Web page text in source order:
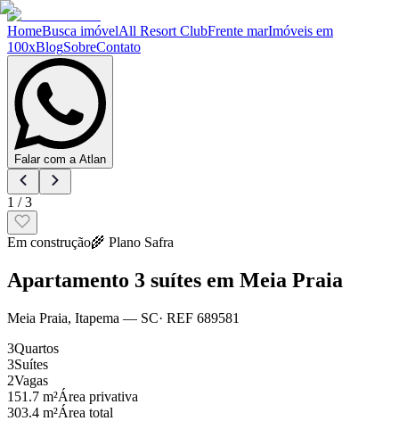
HomeBusca imóvelAll Resort ClubFrente marImóveis em
100xBlogSobreContato
Falar com a Atlan
1 /3
Em construção🌾 Plano Safra
Apartamento 3 suítes em Meia Praia
Meia Praia, Itapema — SC· REF 689581
3Quartos
3Suítes
2Vagas
151.7 m²Área privativa
303.4 m²Área total